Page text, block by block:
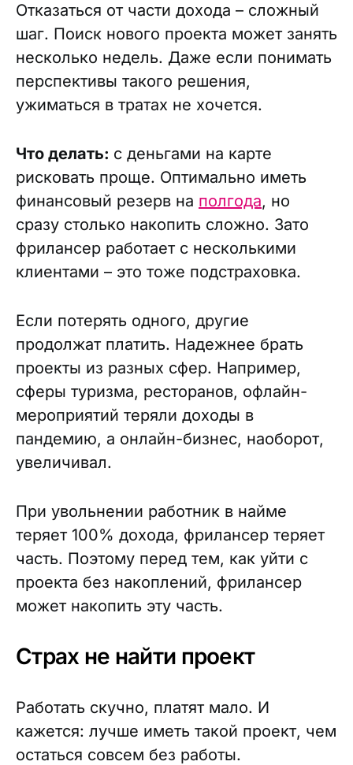
Отказаться от части дохода – сложный
шаг. Поиск нового проекта может занять
несколько недель. Даже если понимать
перспективы такого решения,
ужиматься в тратах не хочется.
Что делать: с деньгами на карте
рисковать проще. Оптимально иметь
финансовый резерв на полгода, но
сразу столько накопить сложно. Зато
фрилансер работает с несколькими
клиентами – это тоже подстраховка.
Если потерять одного, другие
продолжат платить. Надежнее брать
проекты из разных сфер. Например,
сферы туризма, ресторанов, офлайн-
мероприятий теряли доходы в
пандемию, а онлайн-бизнес, наоборот,
увеличивал.
При увольнении работник в найме
теряет 100% дохода, фрилансер теряет
часть. Поэтому перед тем, как уйти с
проекта без накоплений, фрилансер
может накопить эту часть.
Страх не найти проект
Работать скучно, платят мало. И
кажется: лучше иметь такой проект, чем
остаться совсем без работы.